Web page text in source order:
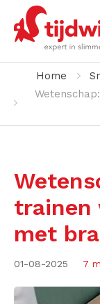
Home
trainen
met
01-08-2025 7